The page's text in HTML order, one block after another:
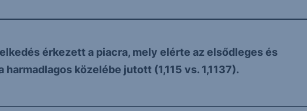
érkezett a piacra, mely elérte az elsődleges és
közelébe jutott (1,115 vs. 1,1137).